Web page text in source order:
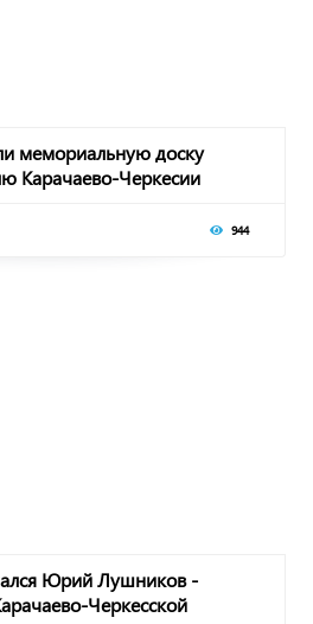
мемориальную доску
Карачаево-Черкесии
944
Юрий Лушников -
Черкесской